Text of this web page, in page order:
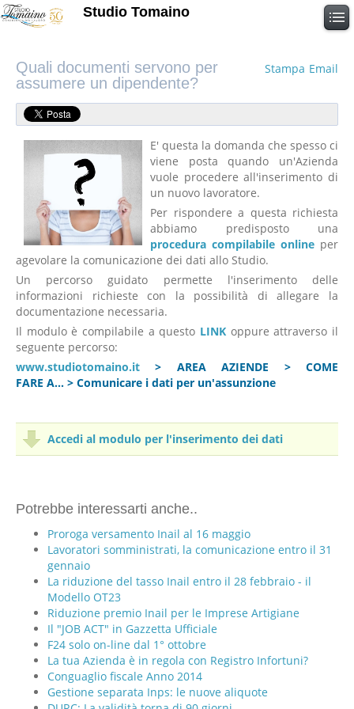
Studio Tomaino
Email
Stampa
Quali documenti servono per
assumere un dipendente?
E' questa la domanda che spesso ci
viene posta quando un'Azienda
vuole procedere all'inserimento di
un nuovo lavoratore.
Per rispondere a questa richiesta
abbiamo predisposto una
procedura compilabile online per
agevolare la comunicazione dei dati allo Studio.
Un percorso guidato permette l'inserimento delle
informazioni richieste con la possibilità di allegare la
documentazione necessaria.
Il modulo è compilabile a questo LINK oppure attraverso il
seguente percorso:
www.studiotomaino.it > AREA AZIENDE > COME
FARE A... > Comunicare i dati per un'assunzione
Accedi al modulo per l'inserimento dei dati
Potrebbe interessarti anche..
Proroga versamento Inail al 16 maggio
Lavoratori somministrati, la comunicazione entro il 31
gennaio
La riduzione del tasso Inail entro il 28 febbraio - il
Modello OT23
Riduzione premio Inail per le Imprese Artigiane
Il "JOB ACT" in Gazzetta Ufficiale
F24 solo on-line dal 1° ottobre
La tua Azienda è in regola con Registro Infortuni?
Conguaglio fiscale Anno 2014
Gestione separata Inps: le nuove aliquote